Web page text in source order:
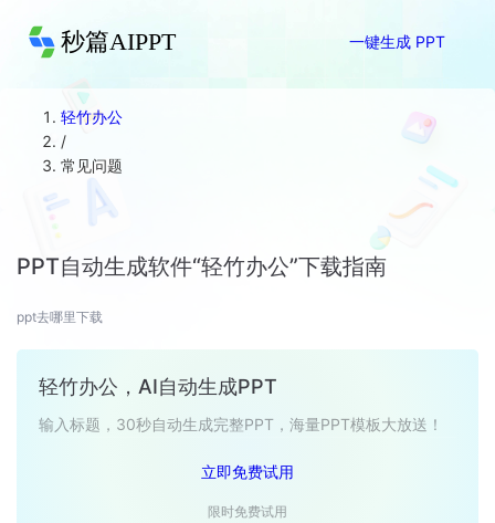
秒篇AIPPT 一键生成 PPT
轻竹办公
/
常见问题
PPT自动生成软件“轻竹办公”下载指南
ppt去哪里下载
轻竹办公，AI自动生成PPT
输入标题，30秒自动生成完整PPT，海量PPT模板大放送！
立即免费试用
限时免费试用